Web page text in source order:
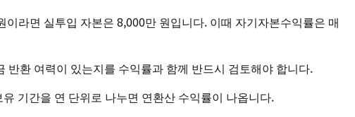
라면 실투입 자본은 8,000만 원입니다. 이때 자기자본수익률은 매
환 여력이 있는지를 수익률과 함께 반드시 검토해야 합니다.
기간을 연 단위로 나누면 연환산 수익률이 나옵니다.